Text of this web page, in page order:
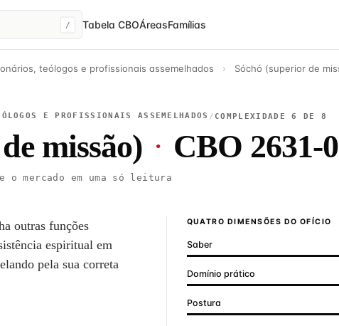
/ Tabela CBOÁreasFamílias
teólogos e profissionais assemelhados › Sóchó (superior de
E PROFISSIONAIS ASSEMELHADOS / COMPLEXIDADE 6 DE 8
missão) · CBO 2631-
mercado em uma só leitura
outras funções
espiritual em
pela sua correta
QUATRO DIMENSÕES DO OFÍCIO
Saber
Domínio prático
Postura